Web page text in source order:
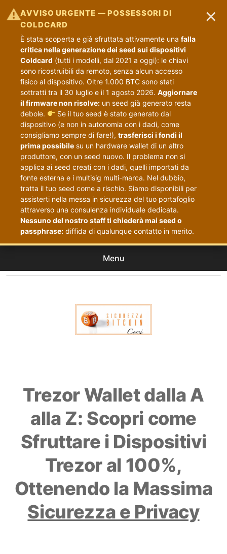
⚠AVVISO URGENTE — POSSESSORI DI
COLDCARD
È stata scoperta e già sfruttata attivamente una falla
critica nella generazione dei seed sui dispositivi
Coldcard (tutti i modelli, dal 2021 a oggi): le chiavi
sono ricostruibili da remoto, senza alcun accesso
fisico al dispositivo. Oltre 1.000 BTC sono stati
sottratti tra il 30 luglio e il 1 agosto 2026. Aggiornare
il firmware non risolve: un seed già generato resta
debole.
Se il tuo seed è stato generato dal
dispositivo (e non in autonomia con i dadi, come
consigliamo sempre di fare!), trasferisci i fondi il
prima possibile su un hardware wallet di un altro
produttore, con un seed nuovo. Il problema non si
applica ai seed creati con i dadi, quelli importati da
fonte esterna e i multisig multi-marca. Nel dubbio,
tratta il tuo seed come a rischio. Siamo disponibili per
assisterti nella messa in sicurezza del tuo portafoglio
attraverso una consulenza individuale dedicata.
Nessuno del nostro staff ti chiederà mai seed o
passphrase: diffida di qualunque contatto in merito.
×
Menu
Trezor Wallet dalla A
alla Z: Scopri come
Sfruttare i Dispositivi
Trezor al 100%,
Ottenendo la Massima
Sicurezza e Privacy